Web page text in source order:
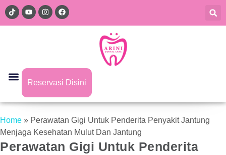
Reservasi Disini
Home » Perawatan Gigi Untuk Penderita Penyakit Jantung
Menjaga Kesehatan Mulut Dan Jantung
Perawatan Gigi Untuk Penderita